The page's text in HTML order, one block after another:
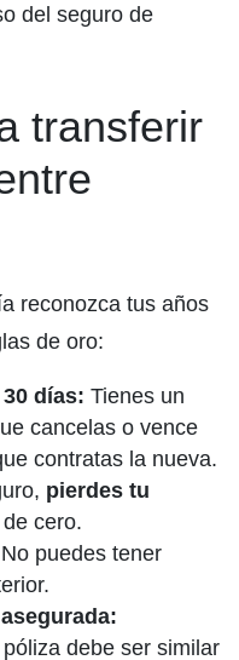
del seguro de
transferir
reconozca tus años
de oro:
días: Tienes un
cancelas o vence
contratas la nueva.
pierdes tu
cero.
No puedes tener
debe ser similar